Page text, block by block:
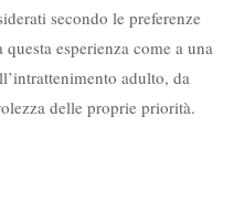
secondo le preferenze
esperienza come a una
adulto, da
delle proprie priorità.